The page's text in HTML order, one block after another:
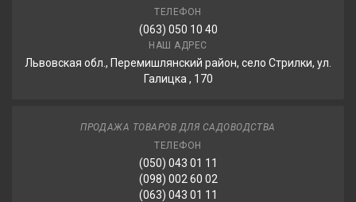
ТЕЛЕФОН
(063) 050 10 40
НАШ АДРЕС
Львовская обл., Перемишлянский район, село Стрилки, ул.
Галицка , 170
ПРОДАЖА ТОВАРОВ ДЛЯ САДОВОДСТВА
ТЕЛЕФОН
(050) 043 01 11
(098) 002 60 02
(063) 043 01 11